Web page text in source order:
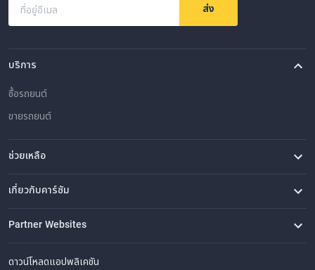
ที่อยู่อีเมล ส่ง
บริการ
ซื้อรถยนต์
ขายรถยนต์
ช่วยเหลือ
คำถามที่พบบ่อย
ติดต่อเรา
ที่ตั้งของเรา
เกี่ยวกับคาร์ซัม
เรื่องราวของเรา
ซื้อรถจาก CARSOME
บทความ
การแจ้งเบาะแส
ร่วมงานกับเรา
Partner Websites
AutoFun
One2Car
AutoSpinn
CarTimes
ดาวน์โหลดแอปพลิเคชัน